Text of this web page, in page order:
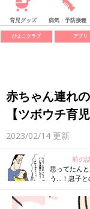
育児グッズ 病気・予防接種
ひよこクラブ アプリ
赤ちゃん連れ
【ツボウチ育
2023/02/14 更新
前の
思ってたん
う…！息子と
チ育児劇場